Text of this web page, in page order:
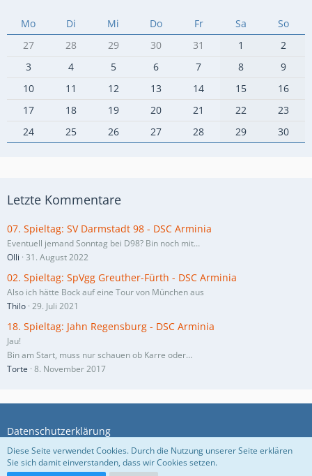
Mo Di Mi Do Fr Sa
So
27
28 29 30 31 1
2
3
4 5 6 7 8
9
10
11 12 13 14 15
16
17
18 19 20 21 22
23
24
25 26 27 28 29 30
Letzte Kommentare
07. Spieltag: SV Darmstadt 98 - DSC Arminia
Eventuell jemand Sonntag bei D98? Bin noch mit…
Olli 31. August 2022
02. Spieltag: SpVgg Greuther-Fürth - DSC Arminia
Also ich hätte Bock auf eine Tour von München aus
Thilo 29. Juli 2021
18. Spieltag: Jahn Regensburg - DSC Arminia
Jau!
Bin am Start, muss nur schauen ob Karre oder…
Torte 8. November 2017
Datenschutzerklärung
Diese Seite verwendet Cookies. Durch die Nutzung unserer Seite erklären
Sie sich damit einverstanden, dass wir Cookies setzen.